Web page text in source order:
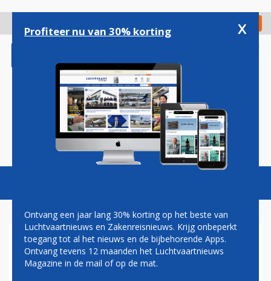
gaan
Check in
Magazine Podcasts Vacatures
EEN BLIK AAN BOORD VAN DE
'TRUMP FORCE ONE'
Profiteer nu van 30% korting x
Ontvang een jaar lang 30% korting op het beste van
Luchtvaartnieuws en Zakenreisnieuws. Krijg onbeperkt
toegang tot al het nieuws en de bijbehorende Apps.
Ontvang tevens 12 maanden het Luchtvaartnieuws
Magazine in de mail of op de mat.